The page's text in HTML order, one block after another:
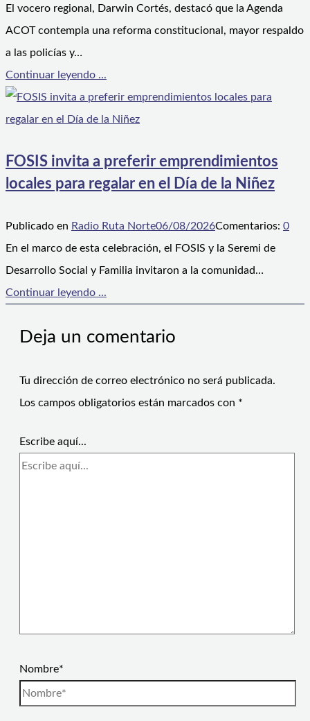
El vocero regional, Darwin Cortés, destacó que la Agenda
ACOT contempla una reforma constitucional, mayor respaldo
a las policías y…
Continuar leyendo ...
FOSIS invita a preferir emprendimientos
locales para regalar en el Día de la Niñez
Publicado en Radio Ruta Norte06/08/2026Comentarios: 0
En el marco de esta celebración, el FOSIS y la Seremi de
Desarrollo Social y Familia invitaron a la comunidad…
Continuar leyendo ...
Deja un comentario
Tu dirección de correo electrónico no será publicada.
Los campos obligatorios están marcados con *
Escribe aquí...
Nombre*